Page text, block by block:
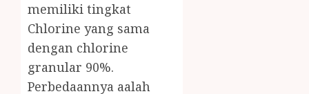
memiliki tingkat
Chlorine yang sama
dengan chlorine
granular 90%.
Perbedaannya aalah